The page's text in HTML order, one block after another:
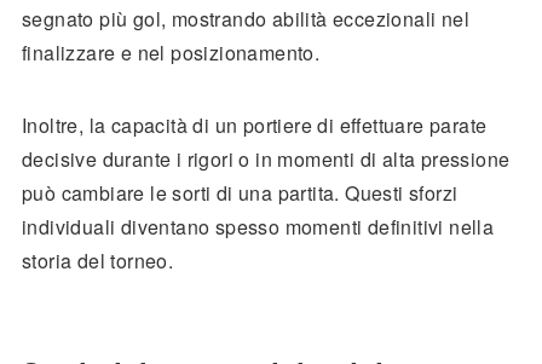
segnato più gol, mostrando abilità eccezionali nel
finalizzare e nel posizionamento.
Inoltre, la capacità di un portiere di effettuare parate
decisive durante i rigori o in momenti di alta pressione
può cambiare le sorti di una partita. Questi sforzi
individuali diventano spesso momenti definitivi nella
storia del torneo.